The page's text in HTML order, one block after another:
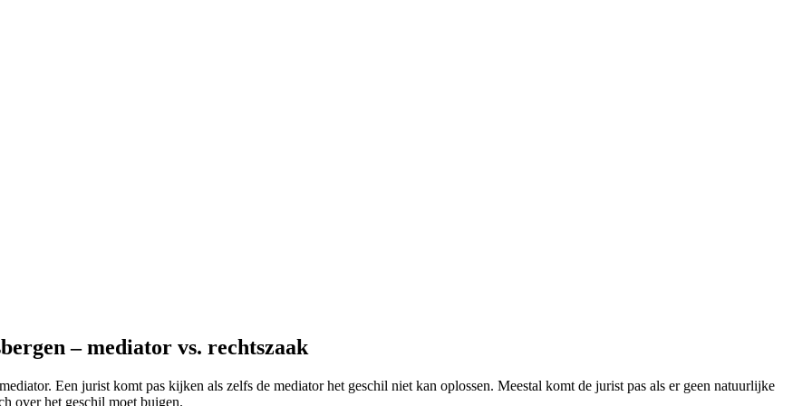
– mediator vs. rechtszaak
Een jurist komt pas kijken als zelfs de mediator het geschil niet kan oplossen. Meestal komt de jurist pas als er geen natuurlijke
over het geschil moet buigen.